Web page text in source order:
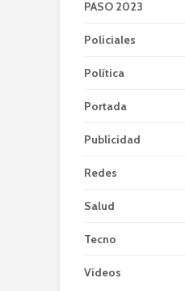
PASO 2023
Policiales
Política
Portada
Publicidad
Redes
Salud
Tecno
Videos